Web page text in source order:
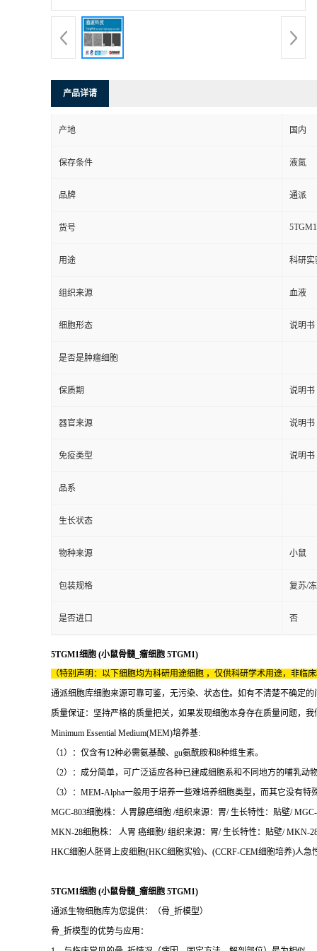
产品详请
产地 国内
保存条件 液氮
品牌 通派
货号 5TGM1
用途 科研实
组织来源 血液
细胞形态 说明书
是否是肿瘤细胞
保质期 说明书
器官来源 说明书
免疫类型 说明书
品系
生长状态
物种来源 小鼠
包装规格 复苏/
是否进口 否
5TGM1细胞 (小鼠骨髓_瘤细胞 5TGM1)
（特别声明：以下细胞均为科研用途细胞 ，仅供科研学术用途，非临
通派细胞库细胞来源可靠可鉴，无污染、状态佳。如有不清楚不确定
质量保证：坚持严格的质量把关，如果发现细胞本身存在质量问题，
Minimum Essential Medium(MEM)培养基:
（1）：仅含有12种必需氨基酸、gu氨酰胺和8种维生素。
（2）：成分简单，可广泛适应各种已建成细胞系和不同地方的哺乳动
（3）：MEM-Alpha一般用于培养一些难培养细胞类型，而其它没有
MGC-803细胞株：人胃腺癌细胞 /组织来源：胃/ 生长特性：贴壁/
MKN-28细胞株： 人胃 癌细胞/ 组织来源：胃/ 生长特性：贴壁/ MKN-
HKC细胞人胚肾上皮细胞(HKC细胞实验)、(CCRF-CEM细胞培养)人急
5TGM1细胞 (小鼠骨髓_瘤细胞 5TGM1)
通派生物细胞库为您提供：（骨_折模型）
骨_折模型的优势与应用：